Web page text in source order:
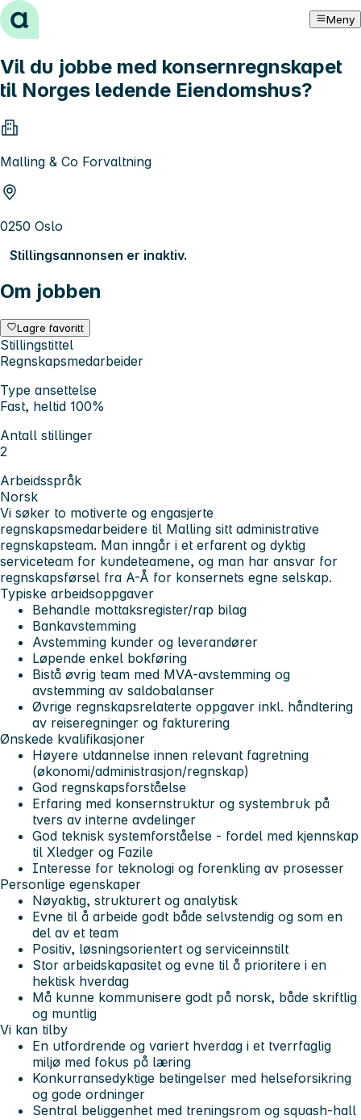
Hopp til innhold Meny
Vil du jobbe med konsernregnskapet
til Norges ledende Eiendomshus?
Malling & Co Forvaltning
0250 Oslo
Stillingsannonsen er inaktiv.
Om jobben
Lagre favoritt
Stillingstittel
Regnskapsmedarbeider
Type ansettelse
Fast, heltid 100%
Antall stillinger
2
Arbeidsspråk
Norsk
Vi søker to motiverte og engasjerte
regnskapsmedarbeidere til Malling sitt administrative
regnskapsteam. Man inngår i et erfarent og dyktig
serviceteam for kundeteamene, og man har ansvar for
regnskapsførsel fra A-Å for konsernets egne selskap.
Typiske arbeidsoppgaver
Behandle mottaksregister/rap bilag
Bankavstemming
Avstemming kunder og leverandører
Løpende enkel bokføring
Bistå øvrig team med MVA-avstemming og
avstemming av saldobalanser
Øvrige regnskapsrelaterte oppgaver inkl. håndtering
av reiseregninger og fakturering
Ønskede kvalifikasjoner
Høyere utdannelse innen relevant fagretning
(økonomi/administrasjon/regnskap)
God regnskapsforståelse
Erfaring med konsernstruktur og systembruk på
tvers av interne avdelinger
God teknisk systemforståelse - fordel med kjennskap
til Xledger og Fazile
Interesse for teknologi og forenkling av prosesser
Personlige egenskaper
Nøyaktig, strukturert og analytisk
Evne til å arbeide godt både selvstendig og som en
del av et team
Positiv, løsningsorientert og serviceinnstilt
Stor arbeidskapasitet og evne til å prioritere i en
hektisk hverdag
Må kunne kommunisere godt på norsk, både skriftlig
og muntlig
Vi kan tilby
En utfordrende og variert hverdag i et tverrfaglig
miljø med fokus på læring
Konkurransedyktige betingelser med helseforsikring
og gode ordninger
Sentral beliggenhet med treningsrom og squash-hall